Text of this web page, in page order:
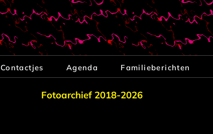
Contactjes Agenda Familieberichten
Fotoarchief 2018-2026